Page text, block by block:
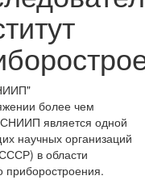
более чем
является одной
научных организаций
в области
приборостроения.